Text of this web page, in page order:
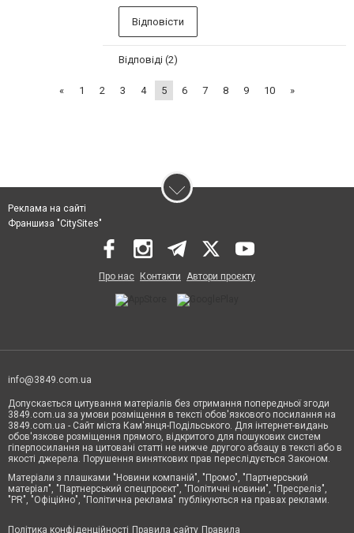
Відповісти
Відповіді (2)
« 1 2 3 4 5 6 7 8 9 10 »
Реклама на сайті
Франшиза "CitySites"
Про нас Контакти Автори проєкту
info@3849.com.ua
Допускається цитування матеріалів без отримання попередньої згоди
3849.com.ua за умови розміщення в тексті обов'язкового посилання на
3849.com.ua - Сайт міста Кам'янця-Подільського. Для інтернет-видань
обов'язкове розміщення прямого, відкритого для пошукових систем
гіперпосилання на цитовані статті не нижче другого абзацу в тексті або в
якості джерела. Порушення виняткових прав переслідується Законом.
Матеріали з плашками "Новини компаній", "Промо", "Партнерський
матеріал", "Партнерський спецпроєкт", "Політичні новини", "Пресреліз",
"PR", "Офіційно", "Політична реклама" публікуються на правах реклами.
Політика конфіденційності Правила сайту Правила